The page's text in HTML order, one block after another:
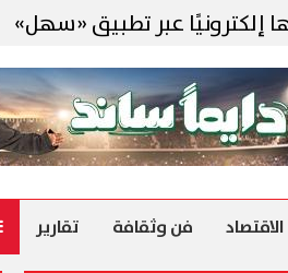
عبر تطبيق «سهل»
الاقتصاد فن وثقافة تقارير